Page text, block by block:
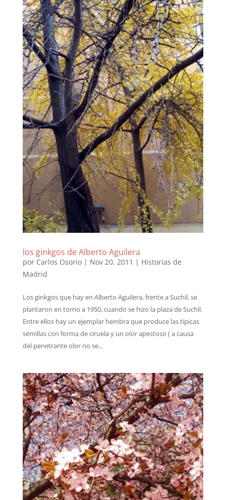
los ginkgos de Alberto Aguilera
por Carlos Osorio| Nov 20, 2011 | Historias de
Madrid
Los ginkgos que hay en Alberto Aguilera, frente a Suchil, se
plantaron en torno a 1950, cuando se hizo la plaza de Suchil.
Entre ellos hay un ejemplar hembra que produce las típicas
semillas con forma de ciruela y un olor apestoso ( a causa
del penetrante olor no se...